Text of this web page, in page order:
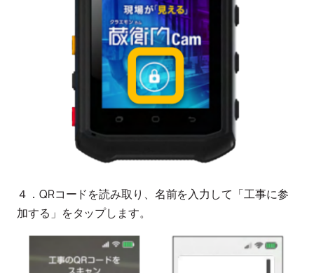
４．QRコードを読み取り、名前を入力して「工事に参
加する」をタップします。